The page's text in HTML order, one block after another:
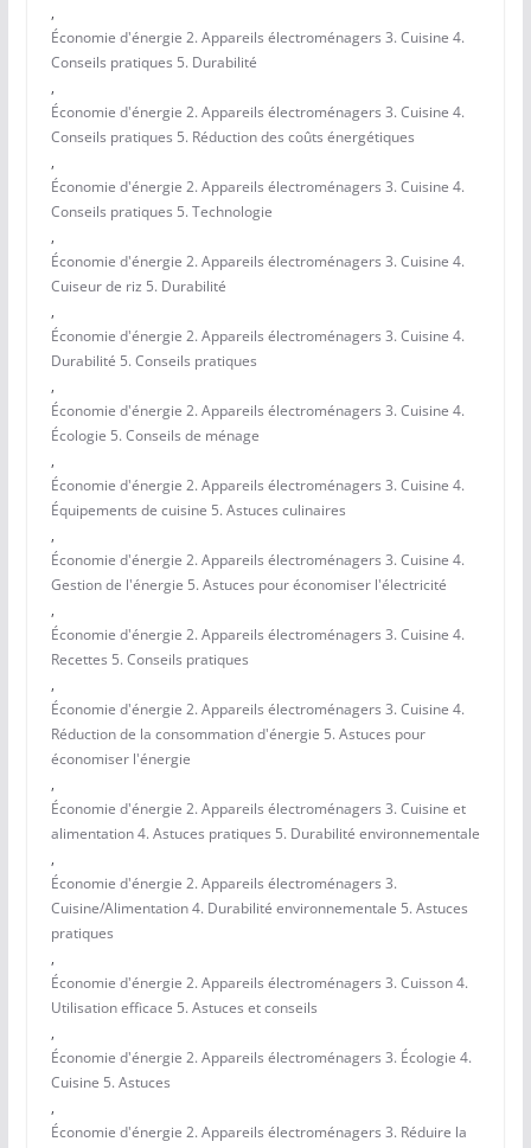
,
Économie d'énergie 2. Appareils électroménagers 3. Cuisine 4.
Conseils pratiques 5. Durabilité
,
Économie d'énergie 2. Appareils électroménagers 3. Cuisine 4.
Conseils pratiques 5. Réduction des coûts énergétiques
,
Économie d'énergie 2. Appareils électroménagers 3. Cuisine 4.
Conseils pratiques 5. Technologie
,
Économie d'énergie 2. Appareils électroménagers 3. Cuisine 4.
Cuiseur de riz 5. Durabilité
,
Économie d'énergie 2. Appareils électroménagers 3. Cuisine 4.
Durabilité 5. Conseils pratiques
,
Économie d'énergie 2. Appareils électroménagers 3. Cuisine 4.
Écologie 5. Conseils de ménage
,
Économie d'énergie 2. Appareils électroménagers 3. Cuisine 4.
Équipements de cuisine 5. Astuces culinaires
,
Économie d'énergie 2. Appareils électroménagers 3. Cuisine 4.
Gestion de l'énergie 5. Astuces pour économiser l'électricité
,
Économie d'énergie 2. Appareils électroménagers 3. Cuisine 4.
Recettes 5. Conseils pratiques
,
Économie d'énergie 2. Appareils électroménagers 3. Cuisine 4.
Réduction de la consommation d'énergie 5. Astuces pour
économiser l'énergie
,
Économie d'énergie 2. Appareils électroménagers 3. Cuisine et
alimentation 4. Astuces pratiques 5. Durabilité environnementale
,
Économie d'énergie 2. Appareils électroménagers 3.
Cuisine/Alimentation 4. Durabilité environnementale 5. Astuces
pratiques
,
Économie d'énergie 2. Appareils électroménagers 3. Cuisson 4.
Utilisation efficace 5. Astuces et conseils
,
Économie d'énergie 2. Appareils électroménagers 3. Écologie 4.
Cuisine 5. Astuces
,
Économie d'énergie 2. Appareils électroménagers 3. Réduire la